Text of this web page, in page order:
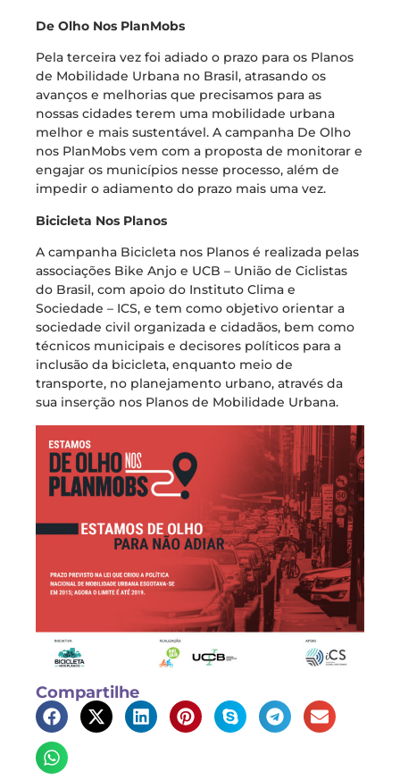
De Olho Nos PlanMobs
Pela terceira vez foi adiado o prazo para os Planos
de Mobilidade Urbana no Brasil, atrasando os
avanços e melhorias que precisamos para as
nossas cidades terem uma mobilidade urbana
melhor e mais sustentável. A campanha De Olho
nos PlanMobs vem com a proposta de monitorar e
engajar os municípios nesse processo, além de
impedir o adiamento do prazo mais uma vez.
Bicicleta Nos Planos
A campanha Bicicleta nos Planos é realizada pelas
associações Bike Anjo e UCB – União de Ciclistas
do Brasil, com apoio do Instituto Clima e
Sociedade – ICS, e tem como objetivo orientar a
sociedade civil organizada e cidadãos, bem como
técnicos municipais e decisores políticos para a
inclusão da bicicleta, enquanto meio de
transporte, no planejamento urbano, através da
sua inserção nos Planos de Mobilidade Urbana.
Compartilhe